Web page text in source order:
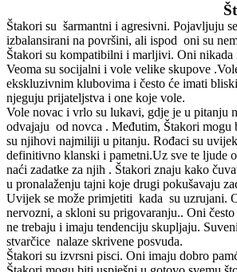
Štakori su šarmantni i agresivni. Pojavljuju
izbalansirani na površini, ali ispod oni su
Štakori su kompatibilni i marljivi. Oni nikada
Veoma su socijalni i vole velike skupove
ekskluzivnim klubovima i često će imati
njeguju prijateljstva i one koje vole.
Vole novac i vrlo su lukavi, gdje je u pitanju
odvajaju od novca . Međutim, Štakori mogu
su njihovi najmiliji u pitanju. Rođaci su
definitivno klanski i pametni.Uz sve te ljude
naći zadatke za njih . Štakori znaju kako
u pronalaženju tajni koje drugi pokušavaju
Uvijek se može primjetiti kada su uzrujani.
nervozni, a skloni su prigovaranju.. Oni
ne trebaju i imaju tendenciju skupljaju.
stvarčice nalaze skrivene posvuda.
Štakori su izvrsni pisci. Oni imaju dobro